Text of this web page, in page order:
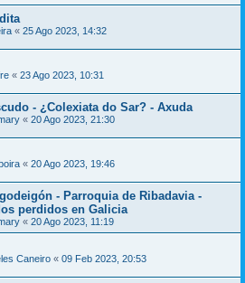
« 25 Ago 2023, 14:32
« 23 Ago 2023, 10:31
- ¿Colexiata do Sar? - Axuda
« 20 Ago 2023, 21:30
« 20 Ago 2023, 19:46
- Parroquia de Ribadavia -
perdidos en Galicia
« 20 Ago 2023, 11:19
Caneiro « 09 Feb 2023, 20:53